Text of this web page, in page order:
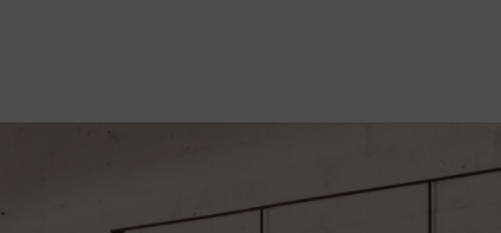
a confrontare i dispositivi e a trovare il prodotto più adatto